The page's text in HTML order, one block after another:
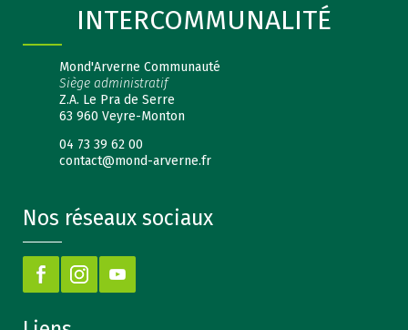
INTERCOMMUNALITÉ
Mond'Arverne Communauté
Siège administratif
Z.A. Le Pra de Serre
63 960 Veyre-Monton
04 73 39 62 00
contact@mond-arverne.fr
Nos réseaux sociaux